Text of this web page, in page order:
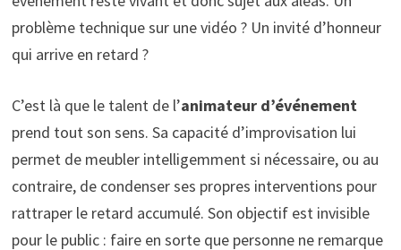
problème technique sur une vidéo ? Un invité d’honneur
qui arrive en retard ?
C’est là que le talent de l’animateur d’événement
prend tout son sens. Sa capacité d’improvisation lui
permet de meubler intelligemment si nécessaire, ou au
contraire, de condenser ses propres interventions pour
rattraper le retard accumulé. Son objectif est invisible
pour le public : faire en sorte que personne ne remarque